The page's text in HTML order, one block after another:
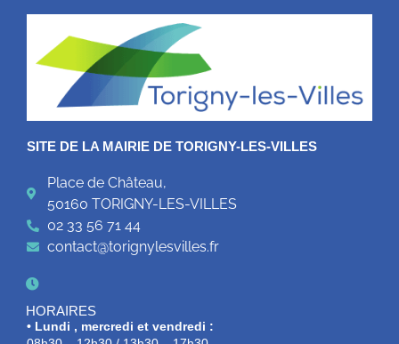
SITE DE LA MAIRIE DE TORIGNY-LES-VILLES
Place de Château,
50160 TORIGNY-LES-VILLES
02 33 56 71 44
contact@torignylesvilles.fr
HORAIRES
• Lundi , mercredi et vendredi :